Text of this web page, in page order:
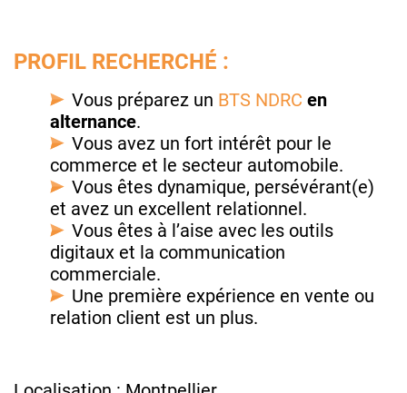
PROFIL RECHERCHÉ :
Vous préparez un BTS NDRC en
alternance.
Vous avez un fort intérêt pour le
commerce et le secteur automobile.
Vous êtes dynamique, persévérant(e)
et avez un excellent relationnel.
Vous êtes à l’aise avec les outils
digitaux et la communication
commerciale.
Une première expérience en vente ou
relation client est un plus.